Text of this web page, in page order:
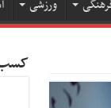
ورزشی
کسب